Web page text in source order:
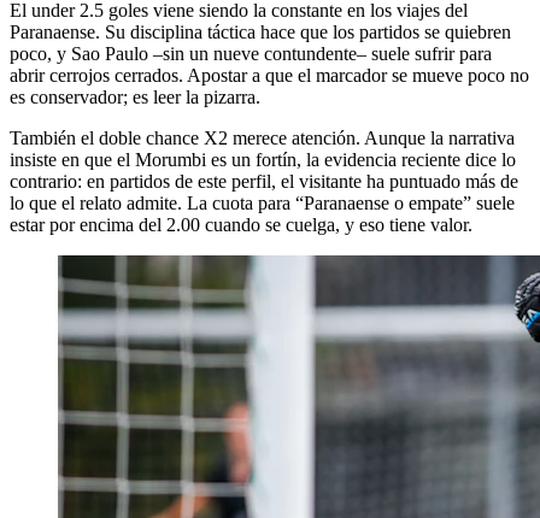
El under 2.5 goles viene siendo la constante en los viajes del
Paranaense. Su disciplina táctica hace que los partidos se quiebren
poco, y Sao Paulo –sin un nueve contundente– suele sufrir para
abrir cerrojos cerrados. Apostar a que el marcador se mueve poco no
es conservador; es leer la pizarra.
También el doble chance X2 merece atención. Aunque la narrativa
insiste en que el Morumbi es un fortín, la evidencia reciente dice lo
contrario: en partidos de este perfil, el visitante ha puntuado más de
lo que el relato admite. La cuota para “Paranaense o empate” suele
estar por encima del 2.00 cuando se cuelga, y eso tiene valor.